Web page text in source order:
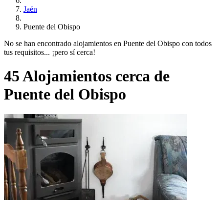
Jaén
Puente del Obispo
No se han encontrado alojamientos en Puente del Obispo con todos
tus requisitos... ¡pero sí cerca!
45 Alojamientos cerca de
Puente del Obispo